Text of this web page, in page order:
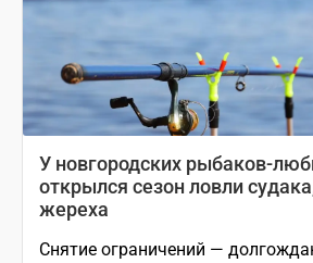
У новгородских рыбаков-
открылся сезон ловли
жереха
Снятие ограничений —